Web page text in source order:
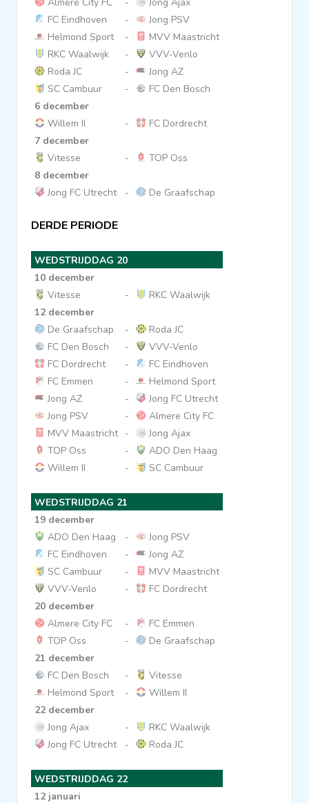
FC Eindhoven
-
Jong PSV
Helmond Sport
-
MVV Maastricht
RKC Waalwijk
-
VVV-Venlo
Roda JC
-
Jong AZ
SC Cambuur
-
FC Den Bosch
6 december
Willem II
-
FC Dordrecht
7 december
Vitesse
-
TOP Oss
8 december
Jong FC Utrecht
- De Graafschap
DERDE PERIODE
WEDSTRIJDDAG 20
10 december
Vitesse
-
RKC Waalwijk
12 december
De Graafschap
-
Roda JC
FC Den Bosch
-
VVV-Venlo
FC Dordrecht
-
FC Eindhoven
FC Emmen
-
Helmond Sport
Jong AZ
-
Jong FC Utrecht
Jong PSV
-
Almere City FC
MVV Maastricht -
Jong Ajax
TOP Oss
-
ADO Den Haag
Willem II
- SC Cambuur
WEDSTRIJDDAG 21
19 december
ADO Den Haag
-
Jong PSV
FC Eindhoven
-
Jong AZ
SC Cambuur
-
MVV Maastricht
VVV-Venlo
-
FC Dordrecht
20 december
Almere City FC
-
FC Emmen
TOP Oss
-
De Graafschap
21 december
FC Den Bosch
-
Vitesse
Helmond Sport
-
Willem II
22 december
Jong Ajax
-
RKC Waalwijk
Jong FC Utrecht
- Roda JC
WEDSTRIJDDAG 22
12 januari